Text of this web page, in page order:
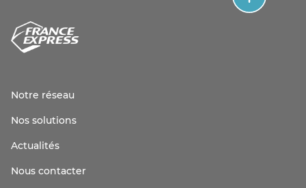
Notre réseau
Nos solutions
Actualités
Nous contacter